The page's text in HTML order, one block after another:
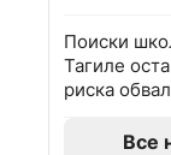
Поиски
Тагиле
риска
Все